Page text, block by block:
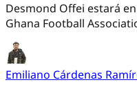
Desmond Offei estará
Ghana Football
Emiliano Cárdenas